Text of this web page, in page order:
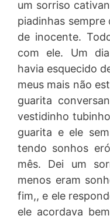
um sorriso
piadinhas sempre
de inocente.
com ele. Um
havia esquecido
meus mais não
guarita
vestidinho
guarita e ele
tendo sonhos
mês. Dei um
menos eram
fim,, e ele
ele acordava